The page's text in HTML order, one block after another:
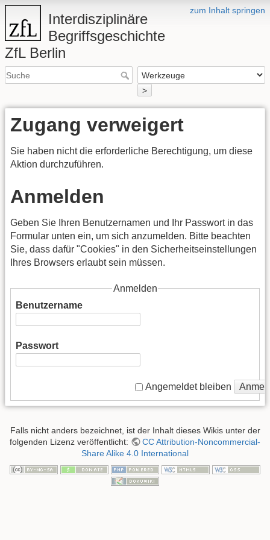
zum Inhalt springen
Interdisziplinäre
Begriffsgeschichte
ZfL Berlin
>
Zugang verweigert
Sie haben nicht die erforderliche Berechtigung, um diese
Aktion durchzuführen.
Anmelden
Geben Sie Ihren Benutzernamen und Ihr Passwort in das
Formular unten ein, um sich anzumelden. Bitte beachten
Sie, dass dafür "Cookies" in den Sicherheitseinstellungen
Ihres Browsers erlaubt sein müssen.
Anmelden
Benutzername
Passwort
Angemeldet bleiben
Falls nicht anders bezeichnet, ist der Inhalt dieses Wikis unter der
folgenden Lizenz veröffentlicht:
CC Attribution-Noncommercial-
Share Alike 4.0 International